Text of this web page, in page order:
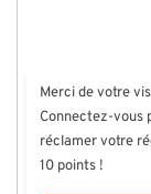
Impacto
medioambiental
Merci de votre
Connectez-vous
réclamer votre
10 points !